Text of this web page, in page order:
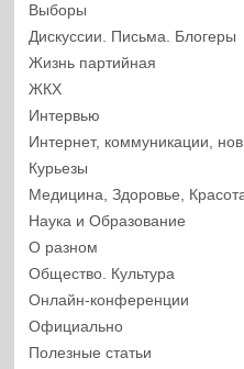
Выборы
Дискуссии. Письма. Блогеры
Жизнь партийная
ЖКХ
Интервью
Интернет, коммуникации,
Курьезы
Медицина, Здоровье,
Наука и Образование
О разном
Общество. Культура
Онлайн-конференции
Официально
Полезные статьи